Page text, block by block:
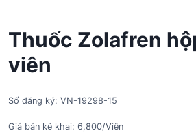
Thuốc Zolafren
viên
Số đăng ký: VN-19298-15
Giá bán kê khai: 6,800/Viên